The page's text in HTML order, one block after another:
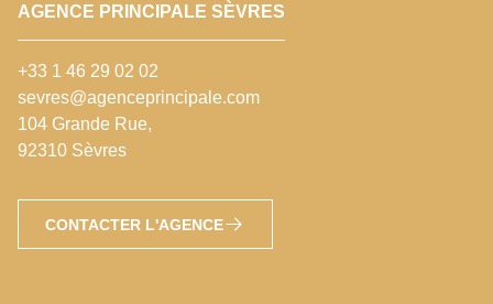
AGENCE PRINCIPALE SÈVRES
+33 1 46 29 02 02
sevres@agenceprincipale.com
104 Grande Rue,
92310 Sèvres
CONTACTER L'AGENCE